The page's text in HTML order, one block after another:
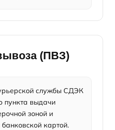
(ПВЗ)
службы СДЭК
пункта выдачи
зоной и
картой.